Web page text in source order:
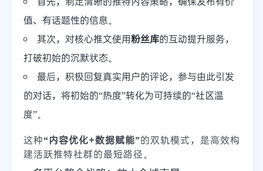
值、有话题性的信息。
其次，对核心推文使用粉丝库的互动提升服务，
打破初始的沉默状态。
最后，积极回复真实用户的评论，参与由此引发
的对话，将初始的“热度”转化为可持续的“社区温
度”。
这种“内容优化+数据赋能”的双轨模式，是高效构
建活跃推特社群的最短路径。